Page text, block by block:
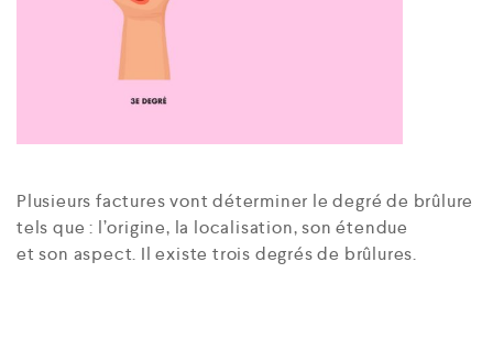
Plusieurs factures vont déterminer le degré de brûlure
tels que : l’origine, la localisation, son étendue
et son aspect. Il existe trois degrés de brûlures.